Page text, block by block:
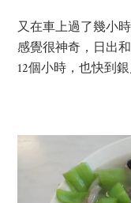
又在車上過了幾小
感覺很神奇，日出
12個小時，也快到銀